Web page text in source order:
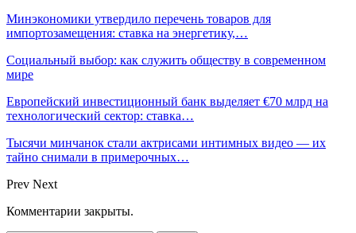
Минэкономики утвердило перечень товаров для
импортозамещения: ставка на энергетику,…
Социальный выбор: как служить обществу в современном
мире
Европейский инвестиционный банк выделяет €70 млрд на
технологический сектор: ставка…
Тысячи минчанок стали актрисами интимных видео — их
тайно снимали в примерочных…
Prev Next
Комментарии закрыты.